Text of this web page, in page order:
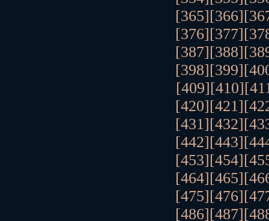
[365][366]
[376][377]
[387][388]
[398][399]
[409][410]
[420][421]
[431][432]
[442][443]
[453][454]
[464][465]
[475][476]
[486][487]